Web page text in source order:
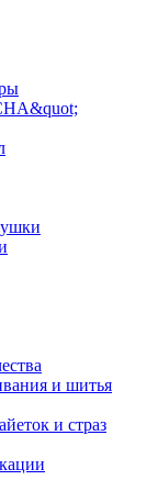
и шитья
и страз